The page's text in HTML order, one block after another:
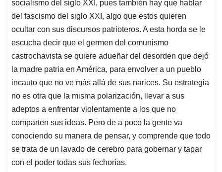
A
p
p
o
o
k
d
I
n
d
s
socialismo del siglo XXI, pues también hay que hablar
del fascismo del siglo XXI, algo que estos quieren
ocultar con sus discursos patrioteros. A esta horda se le
escucha decir que el germen del comunismo
castrochavista se quiere adueñar del desorden que dejó
la madre patria en América, para envolver a un pueblo
incauto que no ve más allá de sus narices. Su estrategia
no es otra que la misma polarización, llevar a sus
adeptos a enfrentar violentamente a los que no
comparten sus ideas. Pero de a poco la gente va
conociendo su manera de pensar, y comprende que todo
se trata de un lavado de cerebro para gobernar y tapar
con el poder todas sus fechorías.